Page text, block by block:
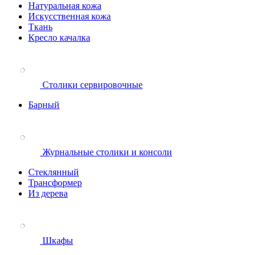
Натуральная кожа
Искусственная кожа
Ткань
Кресло качалка
Столики сервировочные
Барный
Журнальные столики и консоли
Стеклянный
Трансформер
Из дерева
Шкафы